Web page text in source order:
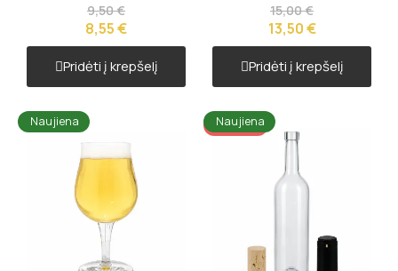
9,50 €
8,55 €
Pridėti į krepšelį
15,00 €
13,50 €
Pridėti į krepšelį
Naujiena AKCIJA!!!
Naujiena